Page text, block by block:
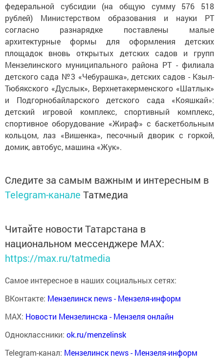
федеральной субсидии (на общую сумму 576 518
рублей) Министерством образования и науки РТ
согласно разнарядке поставлены малые
архитектурные формы для оформления детских
площадок вновь открытых детских садов и групп
Мензелинского муниципального района РТ - филиала
детского сада №3 «Чебурашка», детских садов - Кзыл-
Тюбякского «Дуслык», Верхнетакерменского «Шатлык»
и Подгорнобайларского детского сада «Кояшкай»:
детский игровой комплекс, спортивный комплекс,
спортивное оборудование «Жираф» с баскетбольным
кольцом, лаз «Вишенка», песочный дворик с горкой,
домик, автобус, машина «Жук».
Следите за самым важным и интересным в
Telegram-канале Татмедиа
Читайте новости Татарстана в
национальном мессенджере MАХ:
https://max.ru/tatmedia
Самое интересное в наших социальных сетях:
ВКонтакте: Мензелинск news - Мензеля-информ
MAX: Новости Мензелинска - Мензеля онлайн
Одноклассники: ok.ru/menzelinsk
Telegram-канал: Мензелинск news - Мензеля-информ